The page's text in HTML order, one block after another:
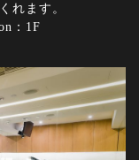
れます。
：1F